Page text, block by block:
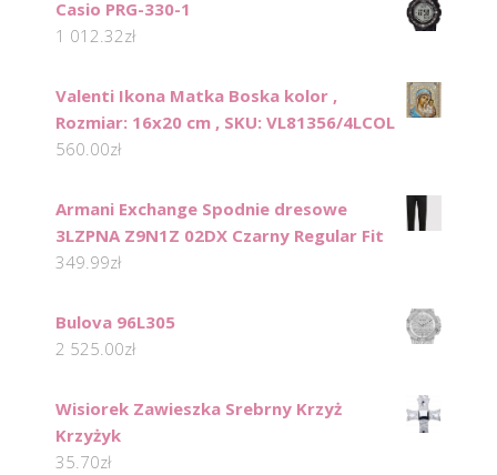
Casio PRG-330-1
1 012.32zł
Valenti Ikona Matka Boska kolor ,
Rozmiar: 16x20 cm , SKU: VL81356/4LCOL
560.00zł
Armani Exchange Spodnie dresowe
3LZPNA Z9N1Z 02DX Czarny Regular Fit
349.99zł
Bulova 96L305
2 525.00zł
Wisiorek Zawieszka Srebrny Krzyż
Krzyżyk
35.70zł